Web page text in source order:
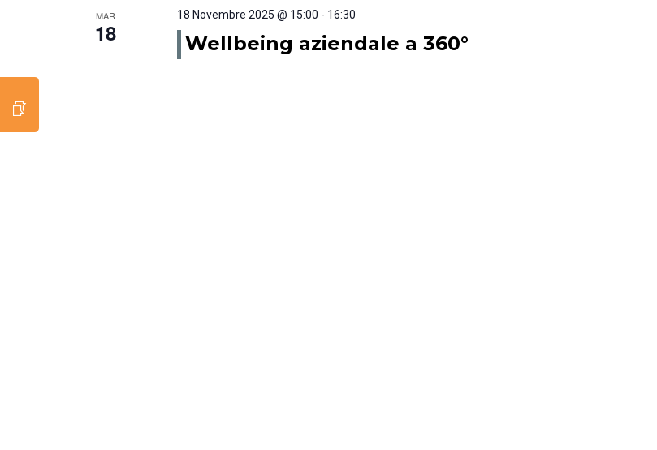
MAR
18
18 Novembre 2025 @ 15:00 - 16:30
Wellbeing aziendale a 360°